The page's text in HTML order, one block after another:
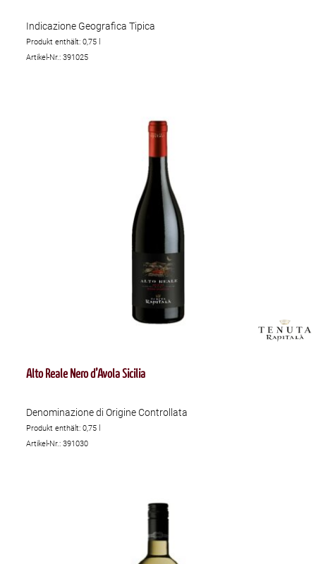
Indicazione Geografica Tipica
Produkt enthält: 0,75
Artikel-Nr.: 391025
Alto Reale Nero d’Avola Sicilia
Denominazione di Origine Controllata
Produkt enthält: 0,75
Artikel-Nr.: 391030